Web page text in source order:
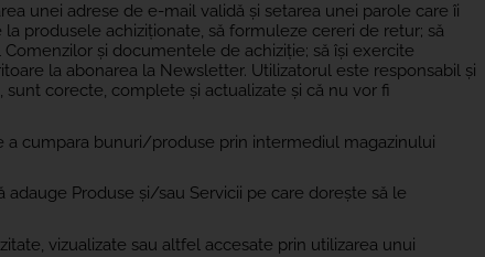
unei adrese de e-mail validă și setarea unei parole care îi
produsele achiziționate, să formuleze cereri de retur; să
și documentele de achiziție; să își exercite
la abonarea la Newsletter. Utilizatorul este responsabil și
corecte, complete și actualizate și că nu vor fi
cumpara bunuri/produse prin intermediul magazinului
Produse și/sau Servicii pe care dorește să le
vizualizate sau altfel accesate prin utilizarea unui